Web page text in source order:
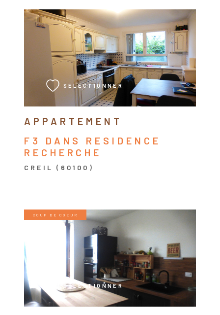
APPARTEMENT
F3 DANS RESIDENCE
RECHERCHE
CREIL (60100)
SÉLECTIONNER
VOIR LE BIEN
COUP DE COEUR
SÉLECTIONNER
VOIR LE BIEN